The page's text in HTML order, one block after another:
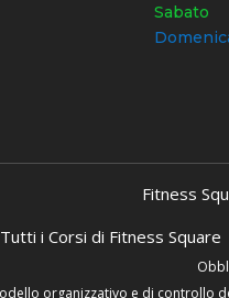
Sabato
Fitness
Tutti i Corsi di Fitness Square
organizzativo e di controllo